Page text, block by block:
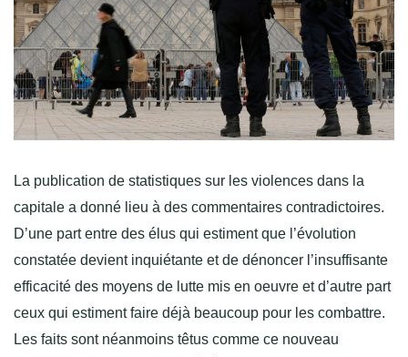
La publication de statistiques sur les violences dans la
capitale a donné lieu à des commentaires contradictoires.
D’une part entre des élus qui estiment que l’évolution
constatée devient inquiétante et de dénoncer l’insuffisante
efficacité des moyens de lutte mis en oeuvre et d’autre part
ceux qui estiment faire déjà beaucoup pour les combattre.
Les faits sont néanmoins têtus comme ce nouveau